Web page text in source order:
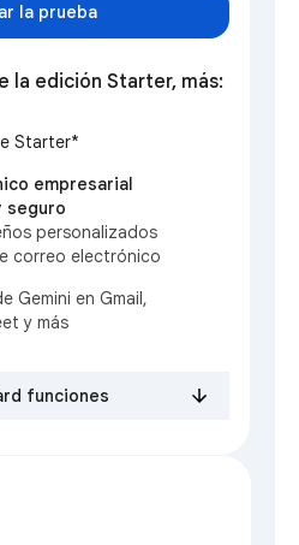
la prueba
la edición Starter, más:
Starter*
empresarial
seguro
personalizados
correo electrónico
Gemini en Gmail,
y más
funciones